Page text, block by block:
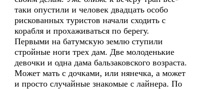
таки опустили и человек двадцать особо
рискованных туристов начали сходить с
корабля и прохаживаться по берегу.
Первыми на батумскую землю ступили
стройные ноги трех дам. Две молоденькие
девочки и одна дама бальзаковского возраста.
Может мать с дочками, или нянечка, а может
и просто случайные знакомые с лайнера. По